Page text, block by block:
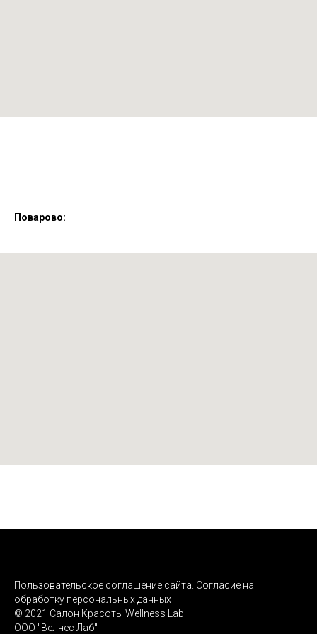
Поварово:
Пользовательское соглашение сайта. Согласие на
обработку персональных данных
© 2021 Салон Красоты Wellness Lab
ООО "Велнес Лаб"